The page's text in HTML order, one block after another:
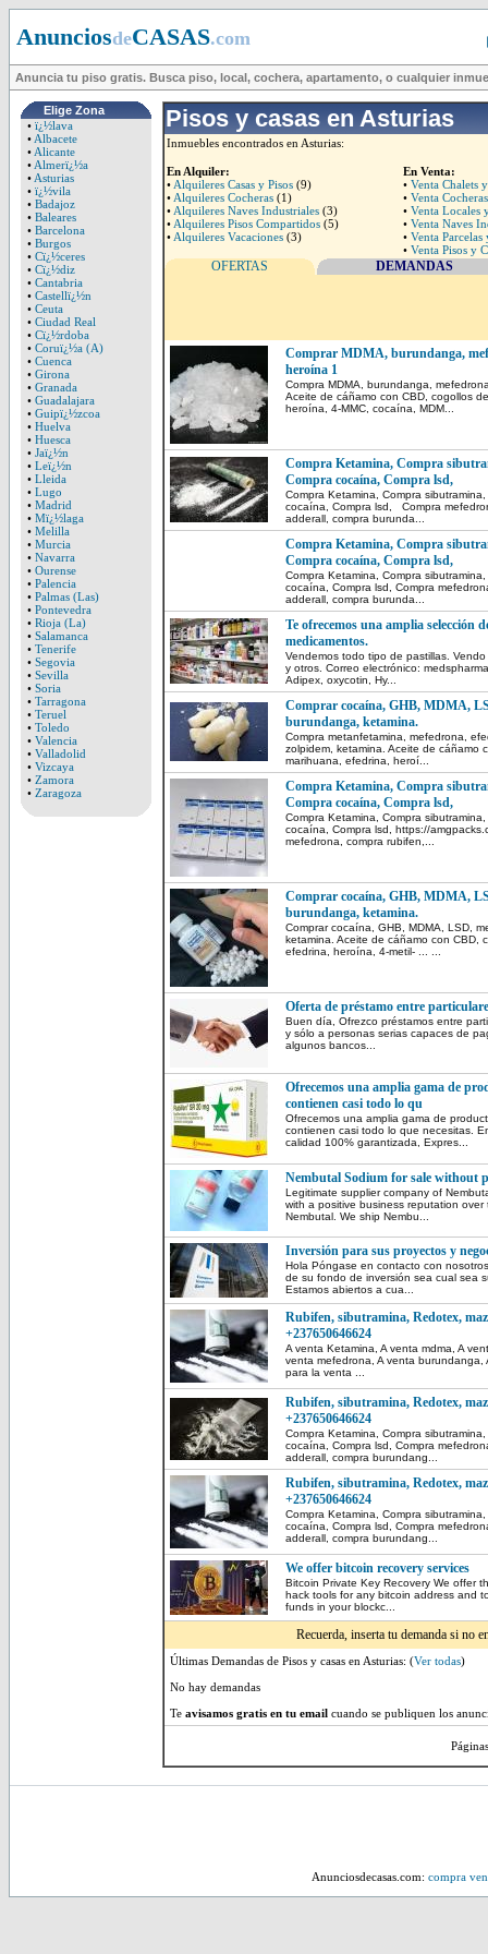
AnunciosdeCASAS.com
Anuncia tu piso gratis. Busca piso, local, cochera, apartamento, o cualquier
Elige Zona
• ï¿½lava
• Albacete
• Alicante
• Almerï¿½a
• Asturias
• ï¿½vila
• Badajoz
• Baleares
• Barcelona
• Burgos
• Cï¿½ceres
• Cï¿½diz
• Cantabria
• Castellï¿½n
• Ceuta
• Ciudad Real
• Cï¿½rdoba
• Coruï¿½a (A)
• Cuenca
• Girona
• Granada
• Guadalajara
• Guipï¿½zcoa
• Huelva
• Huesca
• Jaï¿½n
• Leï¿½n
• Lleida
• Lugo
• Madrid
• Mï¿½laga
• Melilla
• Murcia
• Navarra
• Ourense
• Palencia
• Palmas (Las)
• Pontevedra
• Rioja (La)
• Salamanca
• Tenerife
• Segovia
• Sevilla
• Soria
• Tarragona
• Teruel
• Toledo
• Valencia
• Valladolid
• Vizcaya
• Zamora
• Zaragoza
Pisos y casas en Asturias
Inmuebles encontrados en Asturias:
En Alquiler:
• Alquileres Casas y Pisos (9)
• Alquileres Cocheras (1)
• Alquileres Naves Industriales (3)
• Alquileres Pisos Compartidos (5)
• Alquileres Vacaciones (3)
En Venta:
• Venta Chalets
• Venta Cocheras
• Venta Locales
• Venta Naves
• Venta Parcelas
• Venta Pisos y
OFERTAS DEMANDAS
Comprar MDMA, burundanga,
heroína 1
Compra MDMA, burundanga,
Aceite de cáñamo con CBD, cogollos
heroína, 4-MMC, cocaína, MDM...
Compra Ketamina, Compra
Compra cocaína, Compra lsd,
Compra Ketamina, Compra
cocaína, Compra lsd, Compra
adderall, compra burunda...
Compra Ketamina, Compra
Compra cocaína, Compra lsd,
Compra Ketamina, Compra
cocaína, Compra lsd, Compra
adderall, compra burunda...
Te ofrecemos una amplia selección
medicamentos.
Vendemos todo tipo de pastillas.
y otros. Correo electrónico:
Adipex, oxycotin, Hy...
Comprar cocaína, GHB, MDMA,
burundanga, ketamina.
Compra metanfetamina, mefedrona,
zolpidem, ketamina. Aceite de cáñamo
marihuana, efedrina, heroí...
Compra Ketamina, Compra
Compra cocaína, Compra lsd,
Compra Ketamina, Compra
cocaína, Compra lsd, https://
mefedrona, compra rubifen,...
Comprar cocaína, GHB, MDMA,
burundanga, ketamina.
Comprar cocaína, GHB, MDMA, LSD,
ketamina. Aceite de cáñamo con CBD,
efedrina, heroína, 4-metil- ... ...
Oferta de préstamo entre
Buen día, Ofrezco préstamos entre
y sólo a personas serias capaces de
algunos bancos...
Ofrecemos una amplia gama de
contienen casi todo lo qu
Ofrecemos una amplia gama de
contienen casi todo lo que necesitas.
calidad 100% garantizada, Expres...
Nembutal Sodium for sale without
Legitimate supplier company of
with a positive business reputation
Nembutal. We ship Nembu...
Inversión para sus proyectos y
Hola Póngase en contacto con
de su fondo de inversión sea cual sea
Estamos abiertos a cua...
Rubifen, sibutramina, Redotex,
+237650646624
A venta Ketamina, A venta mdma, A
venta mefedrona, A venta burundanga,
para la venta ...
Rubifen, sibutramina, Redotex,
+237650646624
Compra Ketamina, Compra
cocaína, Compra lsd, Compra
adderall, compra burundang...
Rubifen, sibutramina, Redotex,
+237650646624
Compra Ketamina, Compra
cocaína, Compra lsd, Compra
adderall, compra burundang...
We offer bitcoin recovery services
Bitcoin Private Key Recovery We offer
hack tools for any bitcoin address and
funds in your blockc...
Recuerda, inserta tu demanda si no
Últimas Demandas de Pisos y casas en Asturias: (Ver todas)
No hay demandas
Te avisamos gratis en tu email cuando se publiquen los
Anunciosdecasas.com: compra